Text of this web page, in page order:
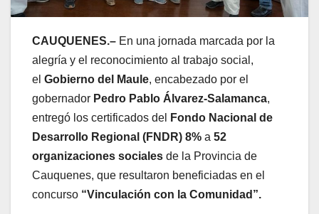
CAUQUENES.– En una jornada marcada por la
alegría y el reconocimiento al trabajo social,
el Gobierno del Maule, encabezado por el
gobernador Pedro Pablo Álvarez-Salamanca,
entregó los certificados del
Fondo Nacional de
Desarrollo Regional (FNDR) 8% a 52
organizaciones sociales de la Provincia de
Cauquenes, que resultaron beneficiadas en el
concurso “Vinculación con la Comunidad”.